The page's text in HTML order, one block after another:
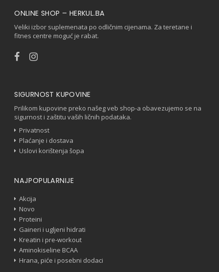
ONLINE SHOP – HERKUL.BA
Veliki izbor suplemenata po odličnim cijenama. Za teretane i
fitnes centre moguć je rabat.
SIGURNOST KUPOVINE
Prilikom kupovine preko našeg veb shop-a obavezujemo se na
sigurnost i zaštitu vaših ličnih podataka.
Privatnost
Plaćanje i dostava
Uslovi korištenja šopa
NAJPOPULARNIJE
Akcija
Novo
Proteini
Gaineri i ugljeni hidrati
Kreatin i pre-workout
Aminokiseline BCAA
Hrana, piće i posebni dodaci